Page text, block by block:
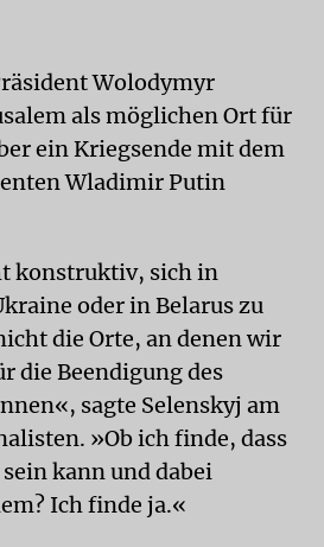
Wolodymyr
als möglichen Ort für
ein Kriegsende mit dem
Wladimir Putin
konstruktiv, sich in
oder in Belarus zu
die Orte, an denen wir
die Beendigung des
sagte Selenskyj am
»Ob ich finde, dass
kann und dabei
Ich finde ja.«